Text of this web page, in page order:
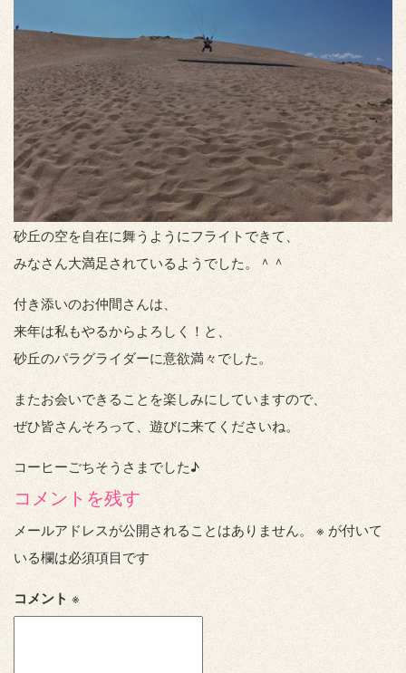
砂丘の空を自在に舞うようにフライトできて、
みなさん大満足されているようでした。＾＾
付き添いのお仲間さんは、
来年は私もやるからよろしく！と、
砂丘のパラグライダーに意欲満々でした。
またお会いできることを楽しみにしていますので、
ぜひ皆さんそろって、遊びに来てくださいね。
コーヒーごちそうさまでした♪
コメントを残す
メールアドレスが公開されることはありません。 ※ が付いて
いる欄は必須項目です
コメント ※